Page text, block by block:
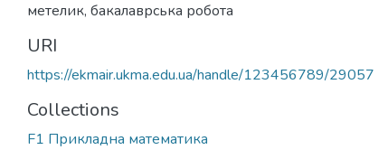
метелик, бакалаврська робота
URI
https://ekmair.ukma.edu.ua/handle/123456789/29057
Collections
F1 Прикладна математика